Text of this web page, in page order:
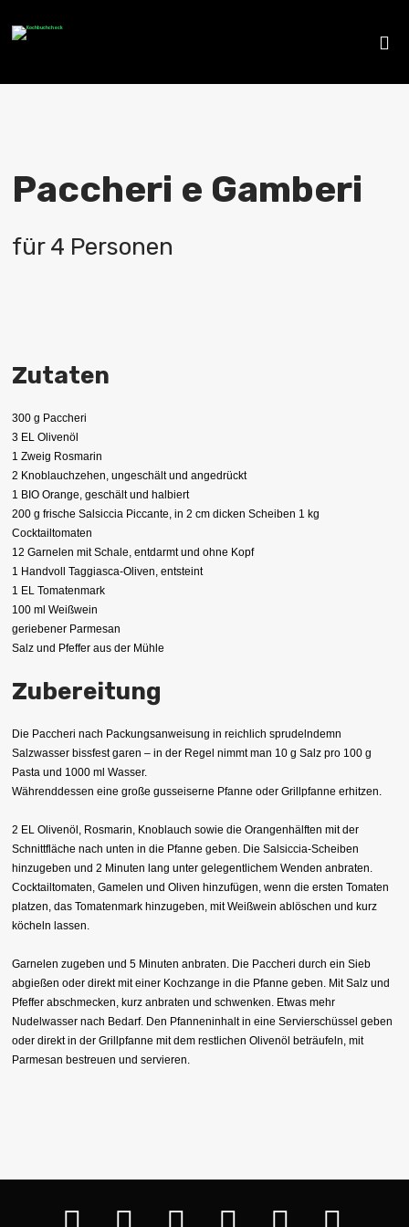
Paccheri e Gamberi
für 4 Personen
Zutaten
300 g Paccheri
3 EL Olivenöl
1 Zweig Rosmarin
2 Knoblauchzehen, ungeschält und angedrückt
1 BIO Orange, geschält und halbiert
200 g frische Salsiccia Piccante, in 2 cm dicken Scheiben 1 kg
Cocktailtomaten
12 Garnelen mit Schale, entdarmt und ohne Kopf
1 Handvoll Taggiasca-Oliven, entsteint
1 EL Tomatenmark
100 ml Weißwein
geriebener Parmesan
Salz und Pfeffer aus der Mühle
Zubereitung
Die Paccheri nach Packungsanweisung in reichlich sprudelndemn
Salzwasser bissfest garen – in der Regel nimmt man 10 g Salz pro 100 g
Pasta und 1000 ml Wasser.
Währenddessen eine große gusseiserne Pfanne oder Grillpfanne erhitzen.
2 EL Olivenöl, Rosmarin, Knoblauch sowie die Orangenhälften mit der
Schnittfläche nach unten in die Pfanne geben. Die Salsiccia-Scheiben
hinzugeben und 2 Minuten lang unter gelegentlichem Wenden anbraten.
Cocktailtomaten, Gamelen und Oliven hinzufügen, wenn die ersten Tomaten
platzen, das Tomatenmark hinzugeben, mit Weißwein ablöschen und kurz
köcheln lassen.
Garnelen zugeben und 5 Minuten anbraten. Die Paccheri durch ein Sieb
abgießen oder direkt mit einer Kochzange in die Pfanne geben. Mit Salz und
Pfeffer abschmecken, kurz anbraten und schwenken. Etwas mehr
Nudelwasser nach Bedarf. Den Pfanneninhalt in eine Servierschüssel geben
oder direkt in der Grillpfanne mit dem restlichen Olivenöl beträufeln, mit
Parmesan bestreuen und servieren.